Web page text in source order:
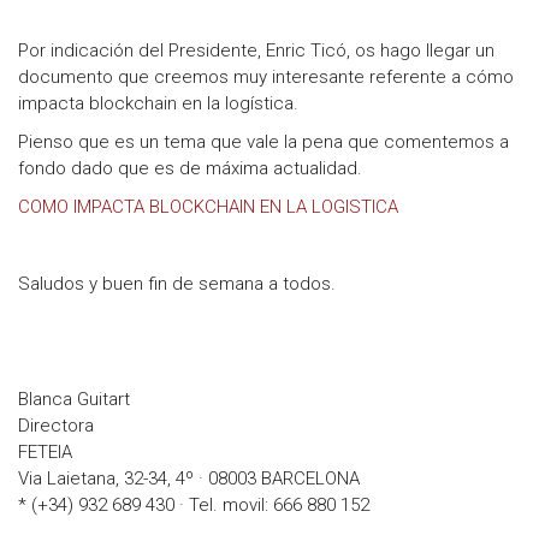
Por indicación del Presidente, Enric Ticó, os hago llegar un
documento que creemos muy interesante referente a cómo
impacta blockchain en la logística.
Pienso que es un tema que vale la pena que comentemos a
fondo dado que es de máxima actualidad.
COMO IMPACTA BLOCKCHAIN EN LA LOGISTICA
Saludos y buen fin de semana a todos.
Blanca Guitart
Directora
FETEIA
Via Laietana, 32-34, 4º · 08003 BARCELONA
* (+34) 932 689 430 · Tel. movil: 666 880 152